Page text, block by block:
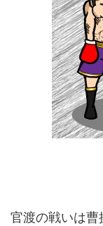
官渡の戦いは曹